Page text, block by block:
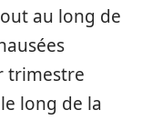
au long de
trimestre
long de la